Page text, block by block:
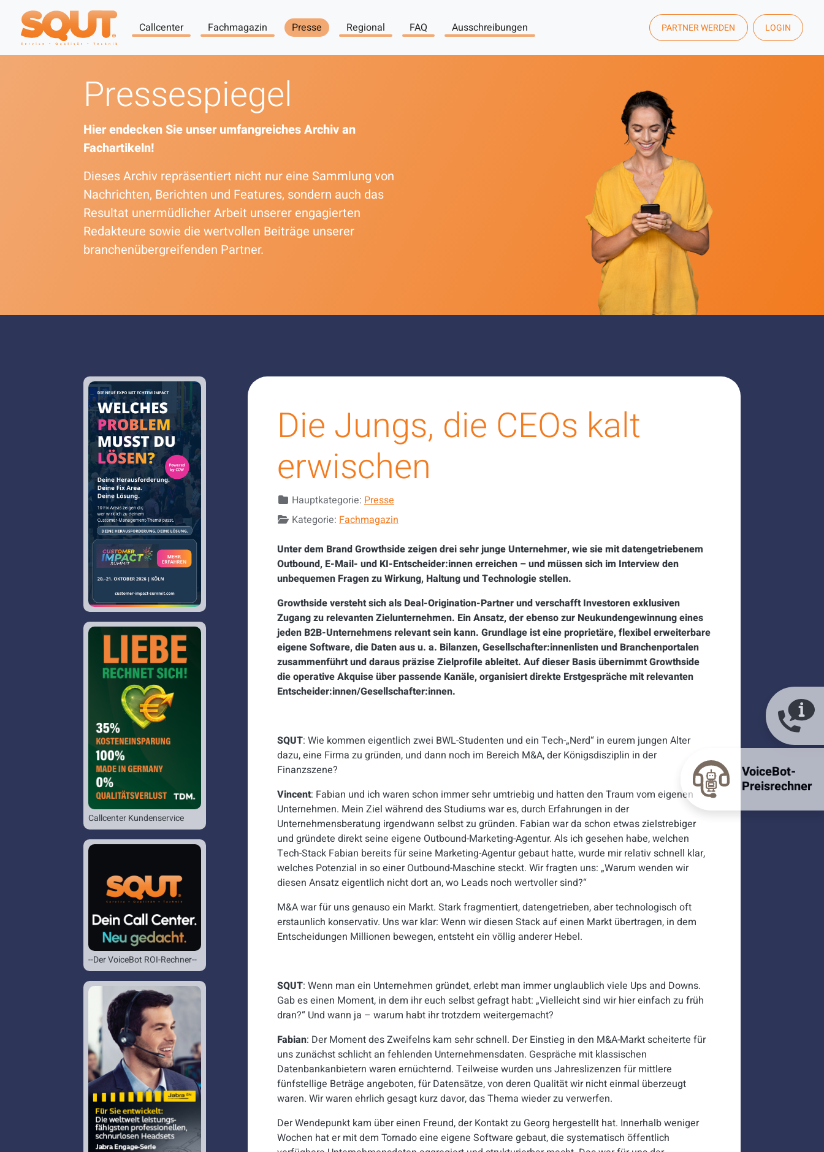
Callcenter Fachmagazin Presse Regional FAQ Ausschreibungen PARTNER WERDEN LOGIN
Pressespiegel
Hier endecken Sie unser umfangreiches Archiv an
Fachartikeln!
Dieses Archiv repräsentiert nicht nur eine Sammlung von
Nachrichten, Berichten und Features, sondern auch das
Resultat unermüdlicher Arbeit unserer engagierten
Redakteure sowie die wertvollen Beiträge unserer
branchenübergreifenden Partner.
Die Jungs, die CEOs kalt
erwischen
DetailsHauptkategorie: Presse
Kategorie: Fachmagazin
Unter dem Brand Growthside zeigen drei sehr junge Unternehmer, wie sie mit datengetriebenem
Outbound, E-Mail- und KI-Entscheider:innen erreichen – und müssen sich im Interview den
unbequemen Fragen zu Wirkung, Haltung und Technologie stellen.
Growthside versteht sich als Deal-Origination-Partner und verschafft Investoren exklusiven
Zugang zu relevanten Zielunternehmen. Ein Ansatz, der ebenso zur Neukundengewinnung eines
jeden B2B-Unternehmens relevant sein kann. Grundlage ist eine proprietäre, flexibel erweiterbare
eigene Software, die Daten aus u. a. Bilanzen, Gesellschafter:innenlisten und Branchenportalen
zusammenführt und daraus präzise Zielprofile ableitet. Auf dieser Basis übernimmt Growthside
die operative Akquise über passende Kanäle, organisiert direkte Erstgespräche mit relevanten
Entscheider:innen/Gesellschafter:innen.
SQUT: Wie kommen eigentlich zwei BWL-Studenten und ein Tech-„Nerd“ in eurem jungen Alter
dazu, eine Firma zu gründen, und dann noch im Bereich M&A, der Königsdisziplin in der
Finanzszene?
Vincent: Fabian und ich waren schon immer sehr umtriebig und hatten den Traum vom eigenen
Unternehmen. Mein Ziel während des Studiums war es, durch Erfahrungen in der
Unternehmensberatung irgendwann selbst zu gründen. Fabian war da schon etwas zielstrebiger
und gründete direkt seine eigene Outbound-Marketing-Agentur. Als ich gesehen habe, welchen
Tech-Stack Fabian bereits für seine Marketing-Agentur gebaut hatte, wurde mir relativ schnell klar,
welches Potenzial in so einer Outbound-Maschine steckt. Wir fragten uns: „Warum wenden wir
diesen Ansatz eigentlich nicht dort an, wo Leads noch wertvoller sind?“
M&A war für uns genauso ein Markt. Stark fragmentiert, datengetrieben, aber technologisch oft
erstaunlich konservativ. Uns war klar: Wenn wir diesen Stack auf einen Markt übertragen, in dem
Entscheidungen Millionen bewegen, entsteht ein völlig anderer Hebel.
SQUT: Wenn man ein Unternehmen gründet, erlebt man immer unglaublich viele Ups and Downs.
Gab es einen Moment, in dem ihr euch selbst gefragt habt: „Vielleicht sind wir hier einfach zu früh
dran?“ Und wann ja – warum habt ihr trotzdem weitergemacht?
Fabian: Der Moment des Zweifelns kam sehr schnell. Der Einstieg in den M&A-Markt scheiterte für
uns zunächst schlicht an fehlenden Unternehmensdaten. Gespräche mit klassischen
Datenbankanbietern waren ernüchternd. Teilweise wurden uns Jahreslizenzen für mittlere
fünfstellige Beträge angeboten, für Datensätze, von deren Qualität wir nicht einmal überzeugt
waren. Wir waren ehrlich gesagt kurz davor, das Thema wieder zu verwerfen.
Der Wendepunkt kam über einen Freund, der Kontakt zu Georg hergestellt hat. Innerhalb weniger
Wochen hat er mit dem Tornado eine eigene Software gebaut, die systematisch öffentlich
Callcenter Kundenservice
--Der VoiceBot ROI-Rechner--
VoiceBot-
Preisrechner